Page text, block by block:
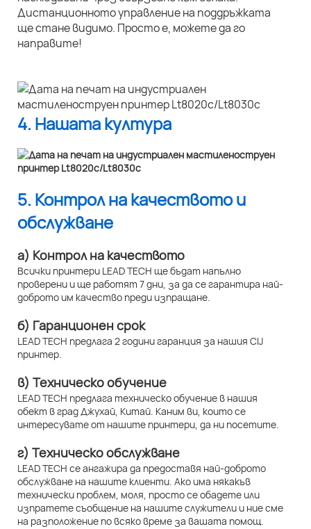
Дистанционното управление на поддръжката
ще стане видимо. Просто е, можете да го
направите!
4. Нашата култура
5. Контрол на качеството и
обслужване
а) Контрол на качеството
Всички принтери LEAD TECH ще бъдат напълно
проверени и ще работят 7 дни, за да се гарантира най-
доброто им качество преди изпращане.
б) Гаранционен срок
LEAD TECH предлага 2 години гаранция за нашия CIJ
принтер.
в) Техническо обучение
LEAD TECH предлага техническо обучение в нашия
обект в град Джухай, Китай. Каним ви, които се
интересувате от нашите принтери, да ни посетите.
г) Техническо обслужване
LEAD TECH се ангажира да предоставя най-доброто
обслужване на нашите клиенти. Ако има някакъв
технически проблем, моля, просто се обадете или
изпратете съобщение на нашите служители и ние сме
на разположение по всяко време за вашата помощ.